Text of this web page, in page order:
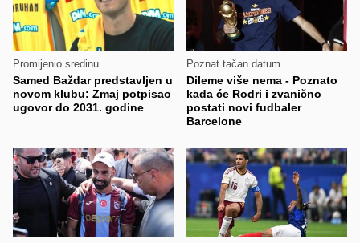
Promijenio sredinu
Samed Baždar predstavljen u
novom klubu: Zmaj potpisao
ugovor do 2031. godine
Poznat tačan datum
Dileme više nema - Poznato
kada će Rodri i zvanično
postati novi fudbaler
Barcelone